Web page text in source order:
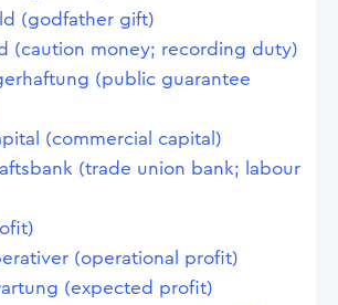
(godfather gift)
(caution money; recording duty)
(public guarantee
(commercial capital)
(trade union bank; labour
(operational profit)
(expected profit)